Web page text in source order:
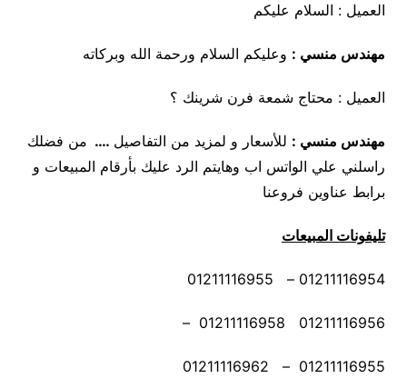
العميل : السلام عليكم
مهندس منسي : وعليكم السلام ورحمة الله وبركاته
العميل : محتاج شمعة فرن شرينك ؟
مهندس منسي : للأسعار و لمزيد من التفاصيل …. من فضلك
راسلني علي الواتس اب وهايتم الرد عليك بأرقام المبيعات و
برابط عناوين فروعنا
تليفونات المبيعات
01211116954 – 01211116955
01211116956 01211116958 –
01211116955 – 01211116962